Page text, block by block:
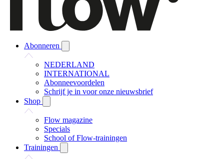
Abonneren
NEDERLAND
INTERNATIONAL
Abonneevoordelen
Schrijf je in voor onze nieuwsbrief
Shop
Flow magazine
Specials
School of Flow-trainingen
Trainingen